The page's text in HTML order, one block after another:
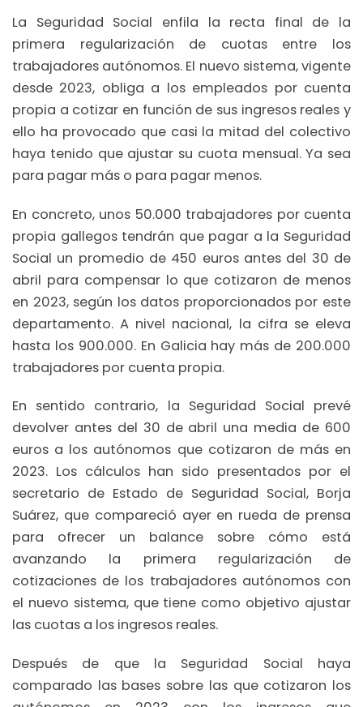
La Seguridad Social enfila la recta final de la
primera regularización de cuotas entre los
trabajadores autónomos. El nuevo sistema, vigente
desde 2023, obliga a los empleados por cuenta
propia a cotizar en función de sus ingresos reales y
ello ha provocado que casi la mitad del colectivo
haya tenido que ajustar su cuota mensual. Ya sea
para pagar más o para pagar menos.
En concreto, unos 50.000 trabajadores por cuenta
propia gallegos tendrán que pagar a la Seguridad
Social un promedio de 450 euros antes del 30 de
abril para compensar lo que cotizaron de menos
en 2023, según los datos proporcionados por este
departamento. A nivel nacional, la cifra se eleva
hasta los 900.000. En Galicia hay más de 200.000
trabajadores por cuenta propia.
En sentido contrario, la Seguridad Social prevé
devolver antes del 30 de abril una media de 600
euros a los autónomos que cotizaron de más en
2023. Los cálculos han sido presentados por el
secretario de Estado de Seguridad Social, Borja
Suárez, que compareció ayer en rueda de prensa
para ofrecer un balance sobre cómo está
avanzando la primera regularización de
cotizaciones de los trabajadores autónomos con
el nuevo sistema, que tiene como objetivo ajustar
las cuotas a los ingresos reales.
Después de que la Seguridad Social haya
comparado las bases sobre las que cotizaron los